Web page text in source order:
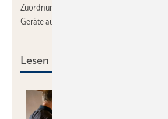
Zuordnung jedoch nicht möglich, da viele
Geräte auch zur Kühlung einsetzbar sind.
Lesen Sie auch: